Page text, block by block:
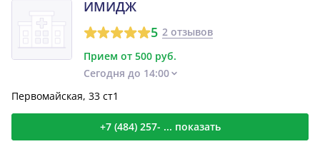
ИМИДЖ
5 2 отзывов
Прием от 500 руб.
Сегодня до 14:00
Первомайская, 33 ст1
+7 (484) 257- ... показать